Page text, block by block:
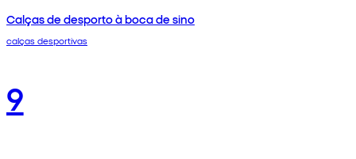
Calças de desporto à boca de sino
calças desportivas
9